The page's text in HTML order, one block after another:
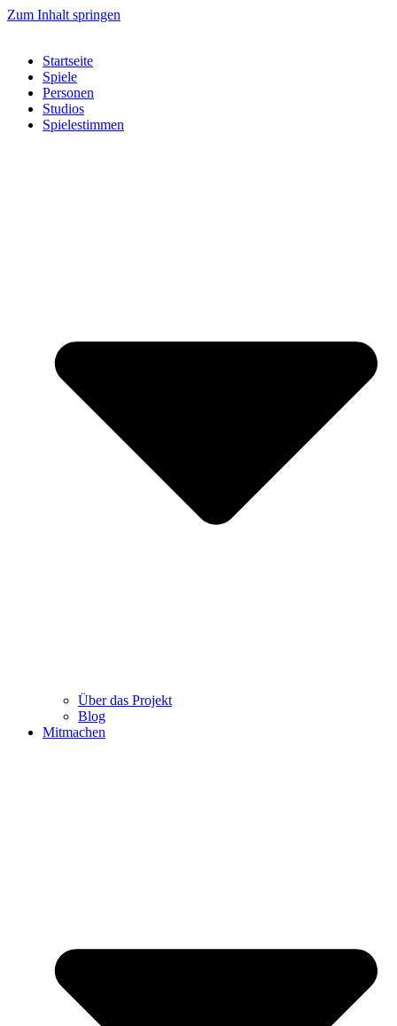
Zum Inhalt springen
Startseite
Spiele
Personen
Studios
Spielestimmen
Über das Projekt
Blog
Mitmachen